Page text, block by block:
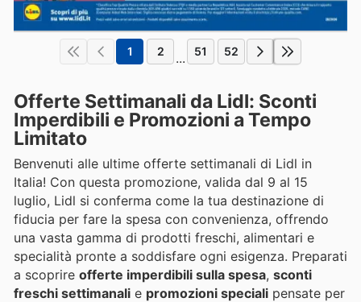
1 2 ... 51 52
Offerte Settimanali da Lidl: Sconti
Imperdibili e Promozioni a Tempo
Limitato
Benvenuti alle ultime offerte settimanali di Lidl in
Italia! Con questa promozione, valida dal 9 al 15
luglio, Lidl si conferma come la tua destinazione di
fiducia per fare la spesa con convenienza, offrendo
una vasta gamma di prodotti freschi, alimentari e
specialità pronte a soddisfare ogni esigenza. Preparati
a scoprire offerte imperdibili sulla spesa, sconti
freschi settimanali e promozioni speciali pensate per